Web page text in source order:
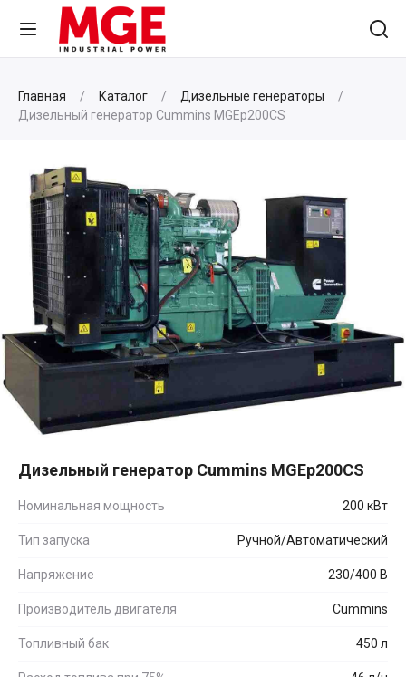
Главная Каталог
Дизельные генераторы
Дизельный генератор Cummins MGEp200CS
Дизельный генератор Cummins MGEp200CS
Номинальная мощность 200 кВт
Тип запуска Ручной/Автоматический
Напряжение 230/400 В
Производитель двигателя Cummins
Топливный бак 450 л